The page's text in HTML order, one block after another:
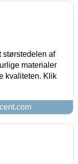
størstedelen af
materialer
kvaliteten. Klik